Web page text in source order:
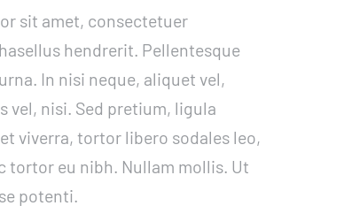
sit amet, consectetuer
hendrerit. Pellentesque
In nisi neque, aliquet vel,
vel, nisi. Sed pretium, ligula
viverra, tortor libero sodales leo,
tortor eu nibh. Nullam mollis. Ut
potenti.